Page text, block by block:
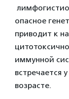
опасное
приводит к
иммунной
встречается
возрасте.